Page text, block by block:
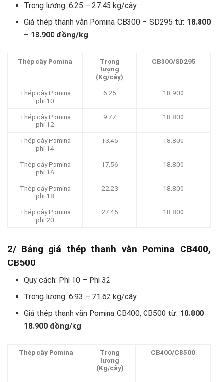
Trọng lượng: 6.25 – 27.45 kg/cây
Giá thép thanh vằn Pomina CB300 – SD295 từ: 18.800
– 18.900 đồng/kg
Thép cây Pomina
Trọng
lượng
(Kg/cây)
CB300/SD295
Thép cây Pomina
phi 10
6.25 18.900
Thép cây Pomina
phi 12
9.77 18.800
Thép cây Pomina
phi 14
13.45 18.800
Thép cây Pomina
phi 16
17.56 18.800
Thép cây Pomina
phi 18
22.23 18.800
Thép cây Pomina
phi 20
27.45 18.800
2/ Bảng giá thép thanh vằn Pomina CB400,
CB500
Quy cách: Phi 10 – Phi 32
Trọng lượng: 6.93 – 71.62 kg/cây
Giá thép thanh vằn Pomina CB400, CB500 từ: 18.800 –
18.900 đồng/kg
Thép cây Pomina
Trọng
lượng
(Kg/cây)
CB400/CB500